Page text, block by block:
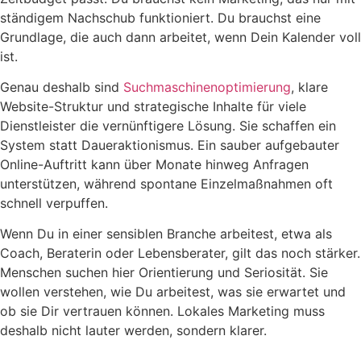
ständigem Nachschub funktioniert. Du brauchst eine
Grundlage, die auch dann arbeitet, wenn Dein Kalender voll
ist.
Genau deshalb sind Suchmaschinenoptimierung, klare
Website-Struktur und strategische Inhalte für viele
Dienstleister die vernünftigere Lösung. Sie schaffen ein
System statt Daueraktionismus. Ein sauber aufgebauter
Online-Auftritt kann über Monate hinweg Anfragen
unterstützen, während spontane Einzelmaßnahmen oft
schnell verpuffen.
Wenn Du in einer sensiblen Branche arbeitest, etwa als
Coach, Beraterin oder Lebensberater, gilt das noch stärker.
Menschen suchen hier Orientierung und Seriosität. Sie
wollen verstehen, wie Du arbeitest, was sie erwartet und
ob sie Dir vertrauen können. Lokales Marketing muss
deshalb nicht lauter werden, sondern klarer.